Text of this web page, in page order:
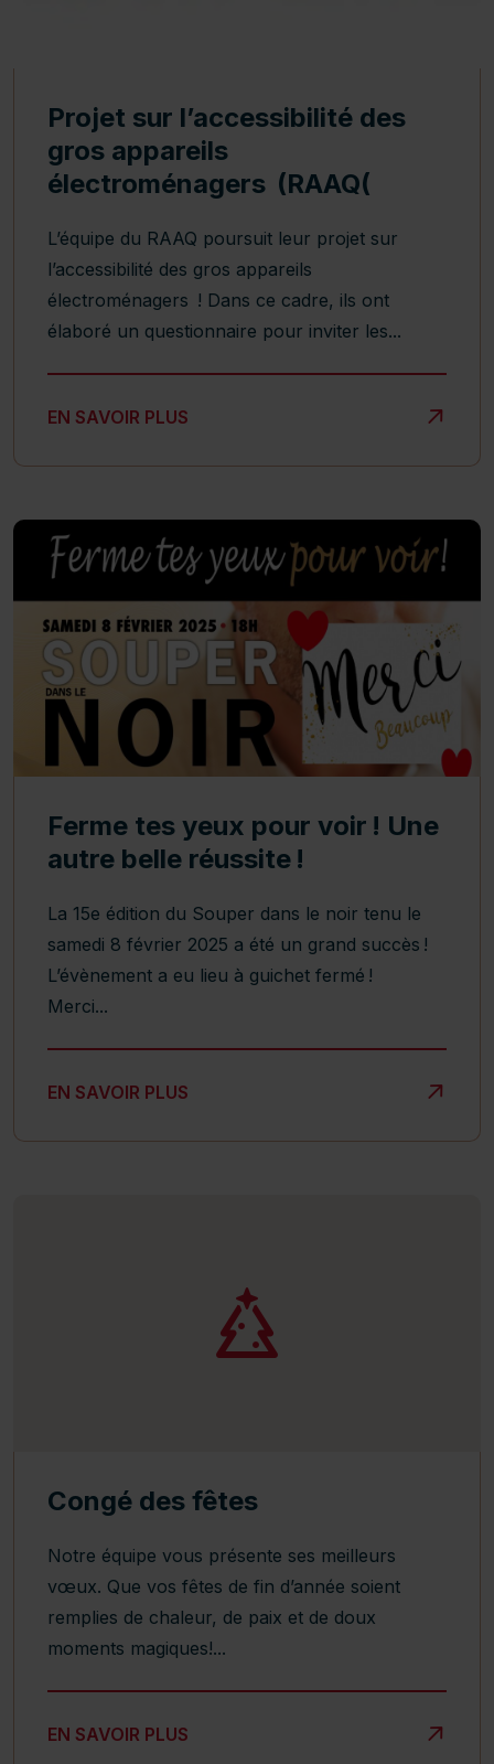
Projet sur l’accessibilité des
gros appareils
électroménagers (RAAQ(
L’équipe du RAAQ poursuit leur projet sur
l’accessibilité des gros appareils
électroménagers ! Dans ce cadre, ils ont
élaboré un questionnaire pour inviter les...
EN SAVOIR PLUS
PROJET SUR L’ACCESSIBILITÉ DES GROS
Ferme tes yeux pour voir ! Une
autre belle réussite !
La 15e édition du Souper dans le noir tenu le
samedi 8 février 2025 a été un grand succès !
L’évènement a eu lieu à guichet fermé !
Merci...
EN SAVOIR PLUS
FERME TES YEUX POUR VOIR ! UNE AUTRE BELLE
Congé des fêtes
Notre équipe vous présente ses meilleurs
vœux. Que vos fêtes de fin d’année soient
remplies de chaleur, de paix et de doux
moments magiques!...
EN SAVOIR PLUS
CONGÉ DES FÊTES